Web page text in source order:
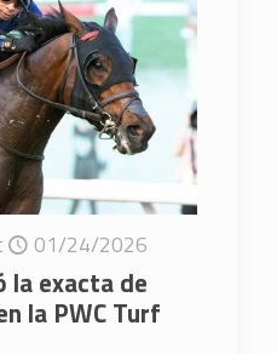
01/24/2026
la exacta de
la PWC Turf